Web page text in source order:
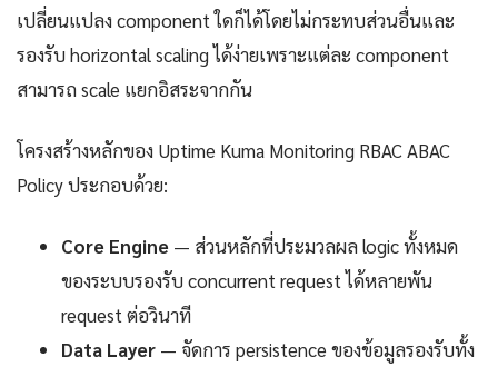
เปลี่ยนแปลง component ใดก็ได้โดยไม่กระทบส่วนอื่นและ
รองรับ horizontal scaling ได้ง่ายเพราะแต่ละ component
สามารถ scale แยกอิสระจากกัน
โครงสร้างหลักของ Uptime Kuma Monitoring RBAC ABAC
Policy ประกอบด้วย:
Core Engine — ส่วนหลักที่ประมวลผล logic ทั้งหมด
ของระบบรองรับ concurrent request ได้หลายพัน
request ต่อวินาที
Data Layer — จัดการ persistence ของข้อมูลรองรับทั้ง